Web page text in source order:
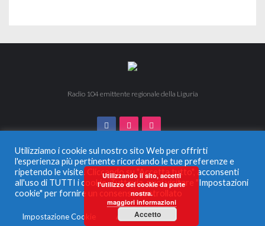
Radio 104 emittente regionale della Liguria
© 2024 Radio 104. Tutti i diritti riservati. Vietata la duplicazione
anche parziale.
Radio Monferrato Srl - P.IVA 00956220057 La società ha
ricevuto aiuti di Stato e aiuti de Minimis, soggetti all’obbligo di
pubblicazione nel Registro nazionale degli aiuti di Stato di cui
all’articolo 52 L.234/2012 che qui si intendono integralmente
Utilizziamo i cookie sul nostro sito Web per offrirti
l'esperienza più pertinente ricordando le tue preferenze e
ripetendo le visite. Cliccando su "Accetta tutto", acconsenti
all'uso di TUTTI i cookie. Tuttavia, puoi visitare "Impostazioni
cookie" per fornire un consenso controllato
Impostazione Cookie Accetta tutto
Utilizzando il sito, accetti
l'utilizzo dei cookie da parte
nostra.
maggiori informazioni
Accetto